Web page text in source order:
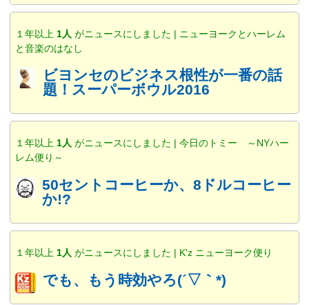
１年以上 1人 がニュースにしました | ニューヨークとハーレム
と音楽のはなし
ビヨンセのビジネス根性が一番の話
題！スーパーボウル2016
１年以上 1人 がニュースにしました | 今日のトミー ～NYハー
レム便り～
50セントコーヒーか、8ドルコーヒー
か!?
１年以上 1人 がニュースにしました | K'z ニューヨーク便り
でも、もう時効やろ(´▽｀*)